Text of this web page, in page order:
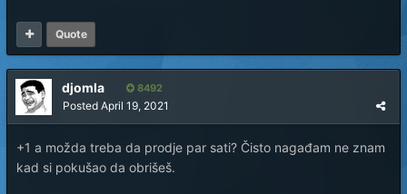
Quote
djomla 8492
Posted April 19, 2021
+1 a možda treba da prodje par sati? Čisto nagađam ne znam
kad si pokušao da obrišeš.